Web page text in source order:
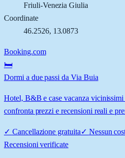
Friuli-Venezia Giulia
Coordinate
46.2526, 13.0873
Booking.com
🛏️
Dormi a due passi da Via Buia
Hotel, B&B e case vacanza
confronta prezzi e recensioni reali e
✓ Cancellazione gratuita✓ Nessun
Recensioni verificate